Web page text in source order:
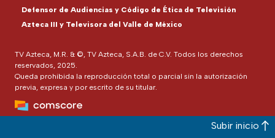
TV Azteca, M.R. & ©, TV Azteca, S.A.B. de C.V. Todos los derechos
reservados, 2025.
Queda prohibida la reproducción total o parcial sin la autorización
previa, expresa y por escrito de su titular.
Defensor de Audiencias y Código de Ética de Televisión
Azteca III y Televisora del Valle de México
Subir inicio